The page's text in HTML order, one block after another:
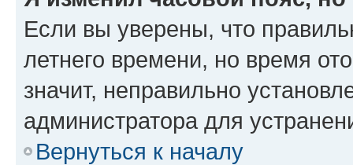
Если вы уверены, что
летнего времени, но время
значит, неправильно
администратора для
Вернуться к началу